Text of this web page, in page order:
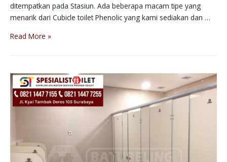
ditempatkan pada Stasiun. Ada beberapa macam tipe yang
menarik dari Cubicle toilet Phenolic yang kami sediakan dan …
Read More »